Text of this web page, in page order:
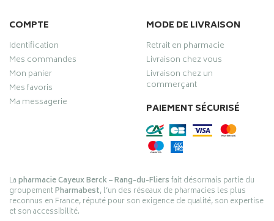
COMPTE
Identification
Mes commandes
Mon panier
Mes favoris
Ma messagerie
MODE DE LIVRAISON
Retrait en pharmacie
Livraison chez vous
Livraison chez un
commerçant
PAIEMENT SÉCURISÉ
Lapharmacie Cayeux Berck – Rang-du-Fliersfait désormais partie du
groupementPharmabest, l’un des réseaux de pharmacies les plus
reconnus en France, réputé pour son exigence de qualité, son expertise
et son accessibilité.